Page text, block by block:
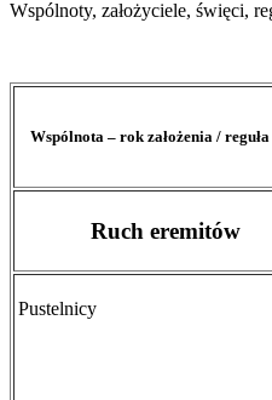
Wspólnoty, założyciele, święci,
Wspólnota – rok założenia /
Ruch eremitów
Pustelnicy